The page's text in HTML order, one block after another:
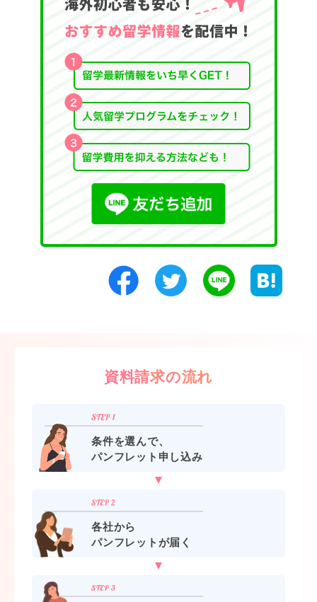
資料請求の流れ
条件を選んで、
パンフレット申し込み
各社から
パンフレットが届く